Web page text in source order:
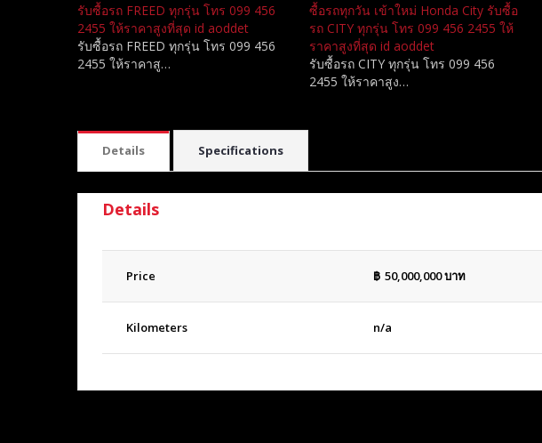
รับซื้อรถ FREED ทุกรุ่น โทร 099 456
2455 ให้ราคาสูงที่สุด id aoddet
รับซื้อรถ FREED ทุกรุ่น โทร 099 456
2455 ให้ราคาสู…
ซื้อรถทุกวัน เข้าใหม่ Honda City รับซื้อ
รถ CITY ทุกรุ่น โทร 099 456 2455 ให้
ราคาสูงที่สุด id aoddet
รับซื้อรถ CITY ทุกรุ่น โทร 099 456
2455 ให้ราคาสูง…
Details Specifications
Details
Price ฿ 50,000,000บาท
Kilometers n/a